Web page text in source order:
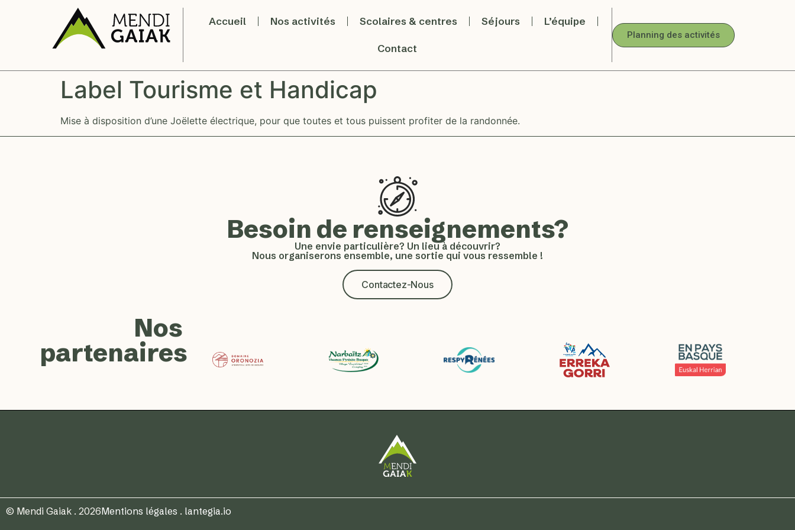
Accueil Nos activités Scolaires & centres Séjours L’équipe
Contact
Planning des activités
Label Tourisme et Handicap
Mise à disposition d’une Joëlette électrique, pour que toutes et tous puissent profiter de la randonnée.
Besoin de renseignements?
Une envie particulière? Un lieu à découvrir?
Nous organiserons ensemble, une sortie qui vous ressemble !
Contactez-Nous
Nos
partenaires
© Mendi Gaiak . 2026Mentions légales . lantegia.io